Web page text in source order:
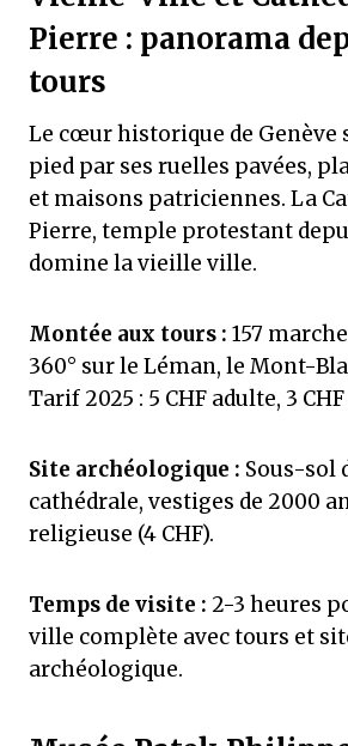
Pierre : panorama
tours
Le cœur historique de Genève
pied par ses ruelles pavées,
et maisons patriciennes. La
Pierre, temple protestant
domine la vieille ville.
Montée aux tours : 157
360° sur le Léman, le Mont-
Tarif 2025 : 5 CHF adulte, 3
Site archéologique : Sous-sol
cathédrale, vestiges de 2000
religieuse (4 CHF).
Temps de visite : 2-3 heures
ville complète avec tours et
archéologique.